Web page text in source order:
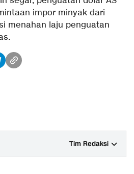
impor minyak dari
menahan laju penguatan
Tim Redaksi